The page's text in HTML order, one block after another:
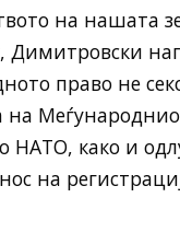
на нашата
право не
НАТО, како и
на